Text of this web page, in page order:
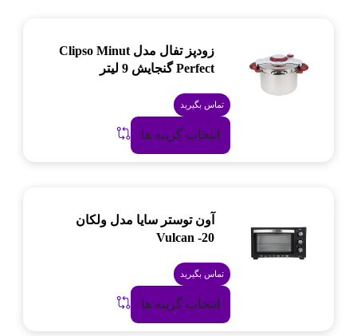
زودپز تفال مدل Clipso Minut
Perfect گنجایش 9 لیتر
تماس بگیرید
انتخاب گزینه ها
آون توستر سایا مدل ولکان
Vulcan -20
تماس بگیرید
انتخاب گزینه ها